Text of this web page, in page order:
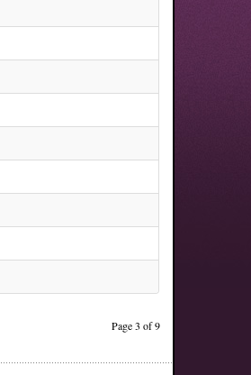
Page 3 of 9